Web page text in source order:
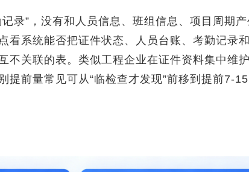
录”，没有和人员信息、班组信息、项目周期
看系统能否把证件状态、人员台账、考勤记录
不关联的表。类似工程企业在证件资料集中维
提前量常见可从“临检查才发现”前移到提前7-